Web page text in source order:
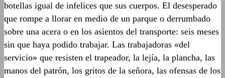
botellas igual de infelices que sus cuerpos. El desesperado
que rompe a llorar en medio de un parque o derrumbado
sobre una acera o en los asientos del transporte: seis meses
sin que haya podido trabajar. Las trabajadoras «del
servicio» que resisten el trapeador, la lejía, la plancha, las
manos del patrón, los gritos de la señora, las ofensas de los